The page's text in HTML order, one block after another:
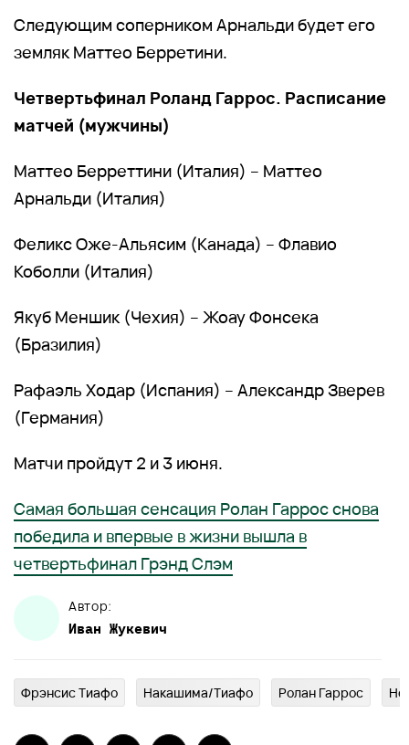
Следующим соперником Арнальди будет его
земляк Маттео Берретини.
Четвертьфинал Роланд Гаррос. Расписание
матчей (мужчины)
Маттео Берреттини (Италия) – Маттео
Арнальди (Италия)
Феликс Оже-Альясим (Канада) – Флавио
Коболли (Италия)
Якуб Меншик (Чехия) – Жоау Фонсека
(Бразилия)
Рафаэль Ходар (Испания) – Александр Зверев
(Германия)
Матчи пройдут 2 и 3 июня.
Самая большая сенсация Ролан Гаррос снова
победила и впервые в жизни вышла в
четвертьфинал Грэнд Слэм
Автор:
Иван Жукевич
Фрэнсис Тиафо Накашима/Тиафо Ролан Гаррос